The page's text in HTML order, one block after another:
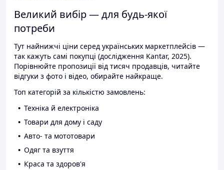
Великий вибір — для будь-якої
потреби
Тут найнижчі ціни серед українських маркетплейсів —
так кажуть самі покупці (дослідження Kantar, 2025).
Порівнюйте пропозиції від тисяч продавців, читайте
відгуки з фото і відео, обирайте найкраще.
Топ категорій за кількістю замовлень:
Техніка й електроніка
Товари для дому і саду
Авто- та мототовари
Одяг та взуття
Краса та здоров'я